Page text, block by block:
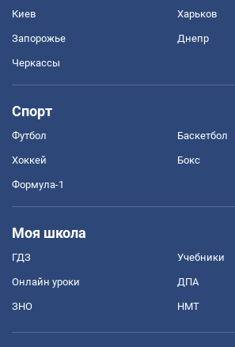
Киев Харьков
Запорожье Днепр
Черкассы
Спорт
Футбол Баскетбол
Хоккей Бокс
Формула-1
Моя школа
ГДЗ Учебники
Онлайн уроки ДПА
ЗНО НМТ